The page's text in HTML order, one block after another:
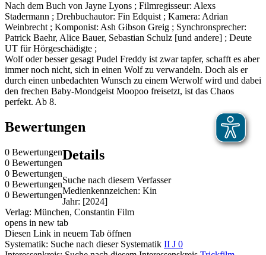
Nach dem Buch von Jayne Lyons ; Filmregisseur: Alexs
Stadermann ; Drehbuchautor: Fin Edquist ; Kamera: Adrian
Weinbrecht ; Komponist: Ash Gibson Greig ; Synchronsprecher:
Patrick Baehr, Alice Bauer, Sebastian Schulz [und andere] ; Deute
UT für Hörgeschädigte ;
Wolf oder besser gesagt Pudel Freddy ist zwar tapfer, schafft es aber
immer noch nicht, sich in einen Wolf zu verwandeln. Doch als er
durch einen unbedachten Wunsch zu einem Werwolf wird und dabei
den frechen Baby-Mondgeist Moopoo freisetzt, ist das Chaos
perfekt. Ab 8.
Bewertungen
0 Bewertungen
0 Bewertungen
0 Bewertungen
0 Bewertungen
0 Bewertungen
Details
Suche nach diesem Verfasser
Medienkennzeichen: Kin
Jahr: [2024]
Verlag: München, Constantin Film
opens in new tab
Diesen Link in neuem Tab öffnen
Systematik: Suche nach dieser Systematik II J 0